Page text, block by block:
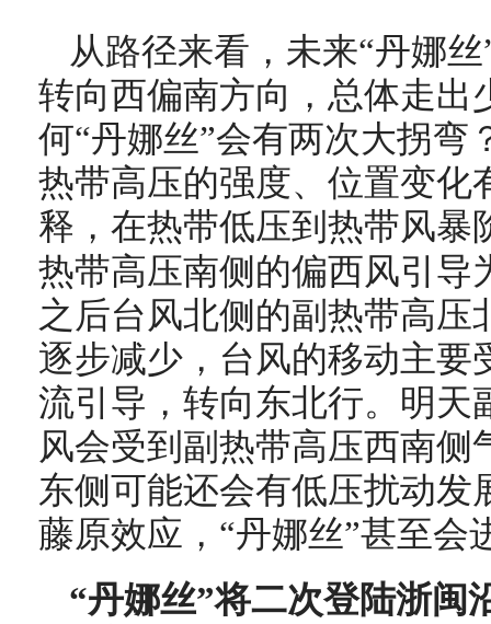
从路径来看，未来“丹娜
转向西偏南方向，总体走出
何“丹娜丝”会有两次大拐弯
热带高压的强度、位置变化
释， 在热带低压到热带风暴
热带高压南侧的偏西风引导
之后台风北侧的副热带高压
逐步减少，台风的移动主要
流引导，转向东北行。明天
风会受到 副热带高压西南侧
东侧可能还会有低压扰动发
藤原效应， “丹娜丝”甚至会
“丹娜丝”将二次登陆浙闽